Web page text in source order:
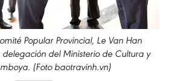
Popular Provincial, Le Van Han
del Ministerio de Cultura y
(Foto baotravinh.vn)